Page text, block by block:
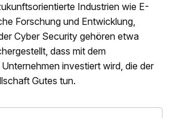
Industrien wie E-
Forschung und Entwicklung,
Cyber Security gehören etwa
dass mit dem
investiert wird, die der
Gutes tun.